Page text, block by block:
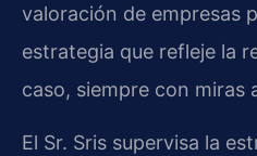
valoración de empresas
estrategia que refleje la
caso, siempre con miras
El Sr. Sris supervisa la